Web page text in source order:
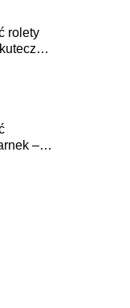
rolety
–